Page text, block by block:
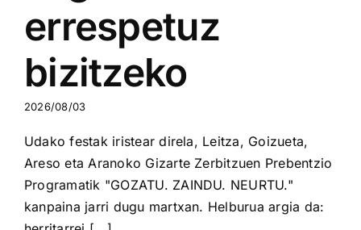
errespetuz
bizitzeko
2026/08/03
Udako festak iristear direla, Leitza, Goizueta,
Areso eta Aranoko Gizarte Zerbitzuen Prebentzio
Programatik "GOZATU. ZAINDU. NEURTU."
kanpaina jarri dugu martxan. Helburua argia da: